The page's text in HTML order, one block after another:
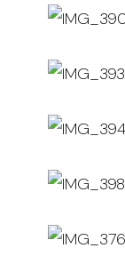
IMG_3903
IMG_3931
IMG_3943
IMG_3982
IMG_3761